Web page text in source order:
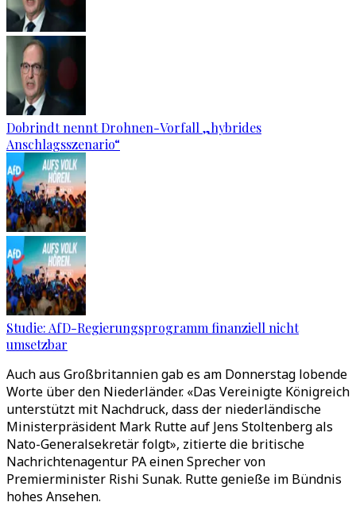
Dobrindt nennt Drohnen-Vorfall „hybrides
Anschlagsszenario“
Studie: AfD-Regierungsprogramm finanziell nicht
umsetzbar
Auch aus Großbritannien gab es am Donnerstag lobende
Worte über den Niederländer. «Das Vereinigte Königreich
unterstützt mit Nachdruck, dass der niederländische
Ministerpräsident Mark Rutte auf Jens Stoltenberg als
Nato-Generalsekretär folgt», zitierte die britische
Nachrichtenagentur PA einen Sprecher von
Premierminister Rishi Sunak. Rutte genieße im Bündnis
hohes Ansehen.